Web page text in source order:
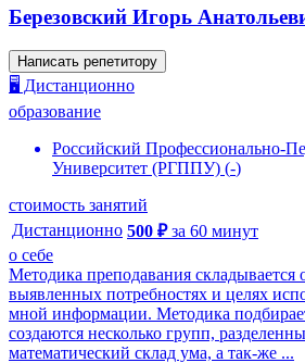
Березовский Игорь
Написать репетитору
🖥️ Дистанционно
образование
Российский Профессионально-
Университет (РГППУ) (-)
стоимость занятий
Дистанционно 500 ₽ за 60 минут
о себе
Методика преподавания складывается
выявленных потребностях и целях
мной информации. Методика
создаются несколько групп,
математический склад ума, а так-же ...